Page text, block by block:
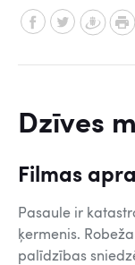
Dzīves
Filmas
Pasaule ir
ķermenis.
palīdzības